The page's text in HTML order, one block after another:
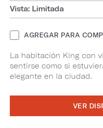
Vista: Limitada
AGREGAR PARA
La habitación King con
sentirse como si
elegante en la ciudad.
VER